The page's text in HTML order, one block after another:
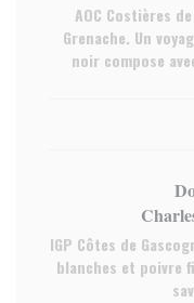
AOC Costières
Grenache. Un
noir compose
IGP Côtes de
blanches et poivre